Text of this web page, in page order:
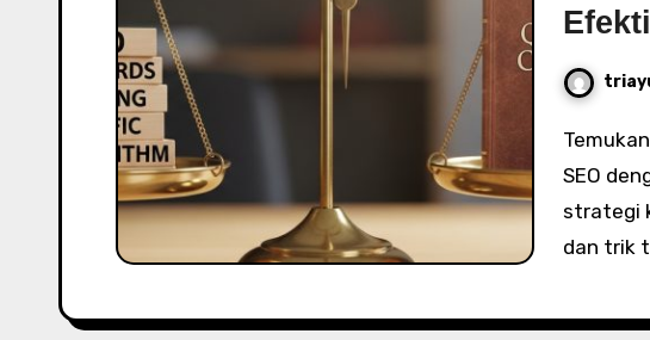
Temukan rahasia meningkatkan peringkat
SEO
strategi
dan trik